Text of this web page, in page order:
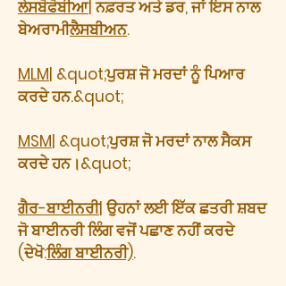
ਲੇਸਬੋਫੋਬੀਆ| ਨਫ਼ਰਤ ਅਤੇ ਡਰ, ਜਾਂ ਇਸ ਨਾਲ
ਬੇਅਰਾਮੀਲੈਸਬੀਅਨ.
MLM| &quot;ਪੁਰਸ਼ ਜੋ ਮਰਦਾਂ ਨੂੰ ਪਿਆਰ
ਕਰਦੇ ਹਨ.&quot;
MSM| &quot;ਪੁਰਸ਼ ਜੋ ਮਰਦਾਂ ਨਾਲ ਸੈਕਸ
ਕਰਦੇ ਹਨ।&quot;
ਗੈਰ-ਬਾਈਨਰੀ| ਉਹਨਾਂ ਲਈ ਇੱਕ ਛਤਰੀ ਸ਼ਬਦ
ਜੋ ਬਾਈਨਰੀ ਲਿੰਗ ਵਜੋਂ ਪਛਾਣ ਨਹੀਂ ਕਰਦੇ
(ਦੇਖੋ:ਲਿੰਗ ਬਾਈਨਰੀ).